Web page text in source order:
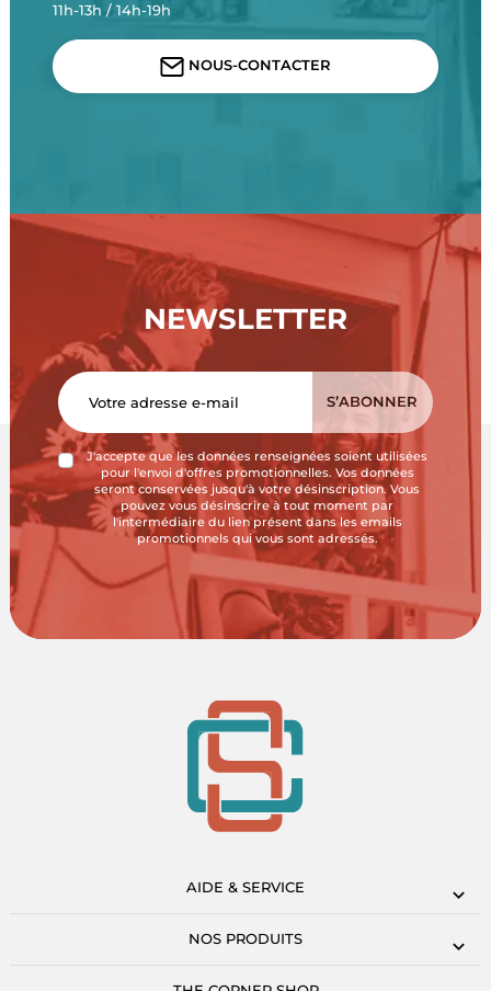
11h-13h / 14h-19h
NOUS-CONTACTER
NEWSLETTER
J'accepte que les données renseignées soient utilisées
pour l'envoi d'offres promotionnelles. Vos données
seront conservées jusqu'à votre désinscription. Vous
pouvez vous désinscrire à tout moment par
l'intermédiaire du lien présent dans les emails
promotionnels qui vous sont adressés.
AIDE & SERVICE
NOS PRODUITS